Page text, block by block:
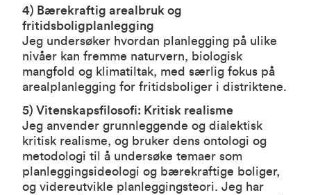
4) Bærekraftig arealbruk og
fritidsboligplanlegging
Jeg undersøker hvordan planlegging på ulike
nivåer kan fremme naturvern, biologisk
mangfold og klimatiltak, med særlig fokus på
arealplanlegging for fritidsboliger i distriktene.
5) Vitenskapsfilosofi: Kritisk realisme
Jeg anvender grunnleggende og dialektisk
kritisk realisme, og bruker dens ontologi og
metodologi til å undersøke temaer som
planleggingsideologi og bærekraftige boliger,
og videreutvikle planleggingsteori. Jeg har